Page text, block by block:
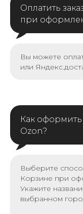
Оплатить
при
Вы можете
или
Как оформить
Ozon?
Выберите
Корзине при
Укажите
выбранном